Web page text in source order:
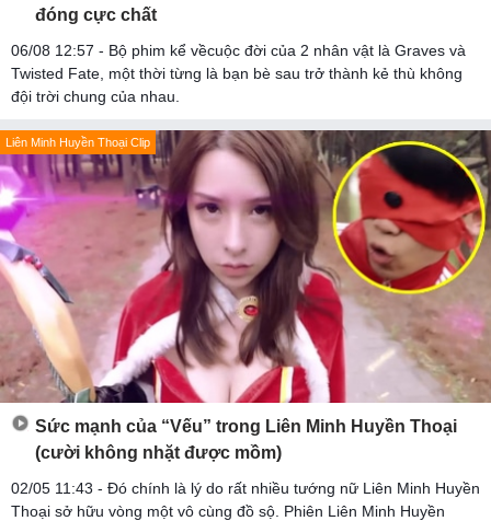
đóng cực chất
06/08 12:57 - Bộ phim kể vềcuộc đời của 2 nhân vật là Graves và
Twisted Fate, một thời từng là bạn bè sau trở thành kẻ thù không
đội trời chung của nhau.
Liên Minh Huyền Thoại Clip
Sức mạnh của “Vếu” trong Liên Minh Huyền Thoại
(cười không nhặt được mồm)
02/05 11:43 - Đó chính là lý do rất nhiều tướng nữ Liên Minh Huyền
Thoại sở hữu vòng một vô cùng đồ sộ. Phiên Liên Minh Huyền